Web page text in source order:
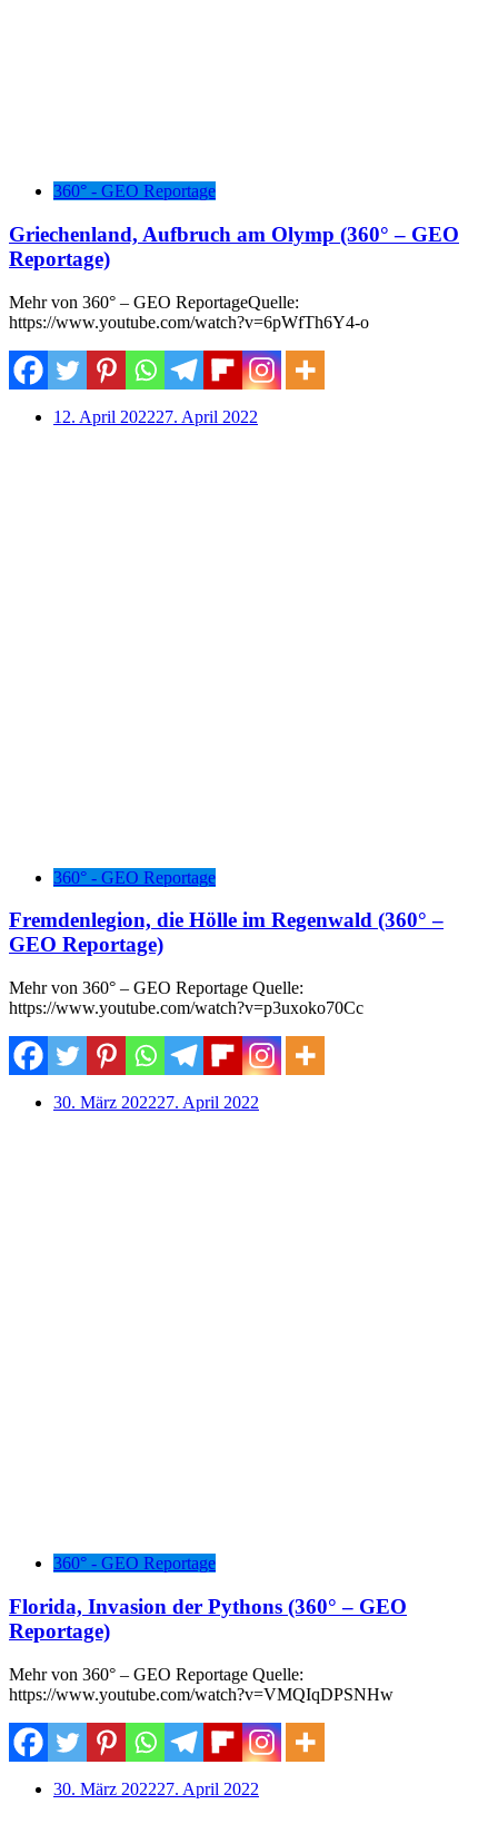
360° - GEO Reportage
Griechenland, Aufbruch am Olymp (360° – GEO
Reportage)
Mehr von 360° – GEO ReportageQuelle:
https://www.youtube.com/watch?v=6pWfTh6Y4-o
12. April 202227. April 2022
360° - GEO Reportage
Fremdenlegion, die Hölle im Regenwald (360° –
GEO Reportage)
Mehr von 360° – GEO Reportage Quelle:
https://www.youtube.com/watch?v=p3uxoko70Cc
30. März 202227. April 2022
360° - GEO Reportage
Florida, Invasion der Pythons (360° – GEO
Reportage)
Mehr von 360° – GEO Reportage Quelle:
https://www.youtube.com/watch?v=VMQIqDPSNHw
30. März 202227. April 2022